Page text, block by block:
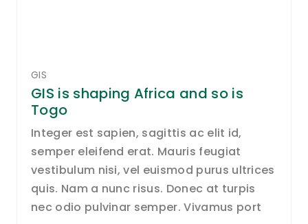
GIS
GIS is shaping Africa and so is
Togo
Integer est sapien, sagittis ac elit id,
semper eleifend erat. Mauris feugiat
vestibulum nisi, vel euismod purus ultrices
quis. Nam a nunc risus. Donec at turpis
nec odio pulvinar semper. Vivamus port